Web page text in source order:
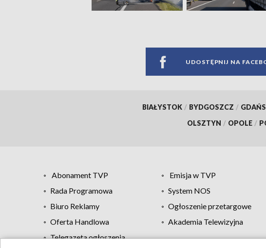
UDOSTĘPNIJ NA
BIAŁYSTOK / BYDGOSZCZ /
OLSZTYN / OPOLE /
Abonament TVP Emisja w TVP
Rada Programowa
System NOS
Biuro Reklamy
Ogłoszenie przetargowe
Oferta Handlowa
Akademia Telewizyjna
Telegazeta ogłoszenia